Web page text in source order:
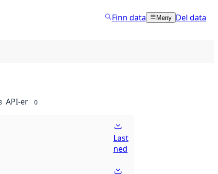
Finn data Meny Del data
API-er 0
Last
ned